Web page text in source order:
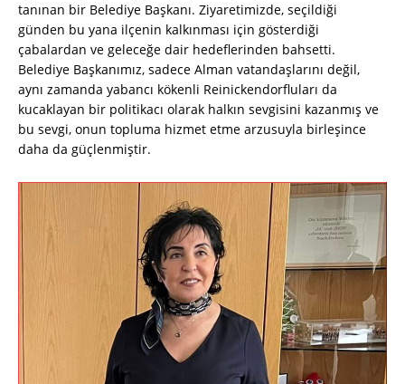
tanınan bir Belediye Başkanı. Ziyaretimizde, seçildiği
günden bu yana ilçenin kalkınması için gösterdiği
çabalardan ve geleceğe dair hedeflerinden bahsetti.
Belediye Başkanımız, sadece Alman vatandaşlarını değil,
aynı zamanda yabancı kökenli Reinickendorfluları da
kucaklayan bir politikacı olarak halkın sevgisini kazanmış ve
bu sevgi, onun topluma hizmet etme arzusuyla birleşince
daha da güçlenmiştir.